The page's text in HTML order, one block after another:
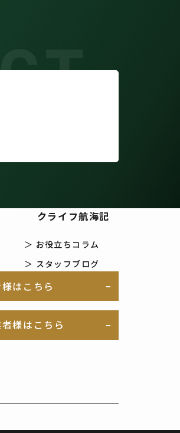
クライフ航海記
＞ お役立ちコラム
＞ スタッフブログ
はこちら
様はこちら